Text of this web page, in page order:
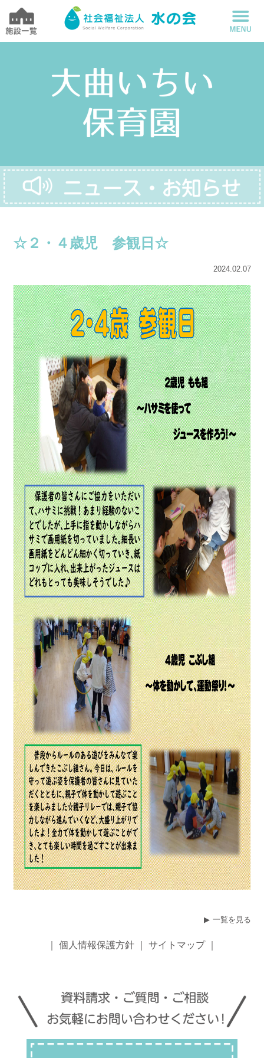
☆２・４歳児 参観日☆
2024.02.07
一覧を見る
個人情報保護方針 サイトマップ｜